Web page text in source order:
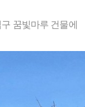
꿈빛마루 건물에